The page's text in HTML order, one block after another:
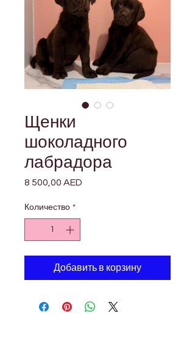
Щенки
шоколадного
лабрадора
8 500,00 AED
Количество *
Добавить в корзину